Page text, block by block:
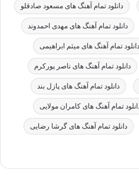
دانلود تمام آهنگ های مسعود صادقلو
دانلود تمام آهنگ های مهدی احمدوند
دانلود تمام آهنگ های میثم ابراهیمی
دانلود تمام آهنگ های ناصر پورکرم
دانلود تمام آهنگ های پازل بند
تمام آهنگ های کامران مولایی
دانلود تمام آهنگ های گرشا رضایی